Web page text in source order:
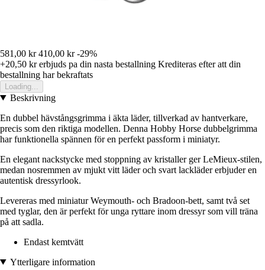
581,00 kr 410,00 kr -29%
+20,50 krerbjuds pa din nasta bestallning Krediteras efter att din
bestallning har bekraftats
Loading...
Beskrivning
En dubbel hävstångsgrimma i äkta läder, tillverkad av hantverkare,
precis som den riktiga modellen. Denna Hobby Horse dubbelgrimma
har funktionella spännen för en perfekt passform i miniatyr.
En elegant nackstycke med stoppning av kristaller ger LeMieux-stilen,
medan nosremmen av mjukt vitt läder och svart lackläder erbjuder en
autentisk dressyrlook.
Levereras med miniatur Weymouth- och Bradoon-bett, samt två set
med tyglar, den är perfekt för unga ryttare inom dressyr som vill träna
på att sadla.
Endast kemtvätt
Ytterligare information